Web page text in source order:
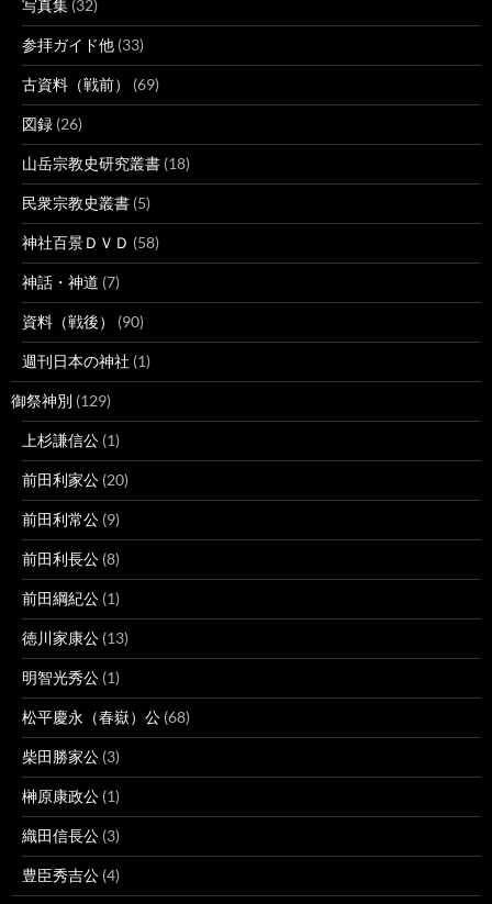
写真集 (32)
参拝ガイド他 (33)
古資料（戦前） (69)
図録 (26)
山岳宗教史研究叢書 (18)
民衆宗教史叢書 (5)
神社百景ＤＶＤ (58)
神話・神道 (7)
資料（戦後） (90)
週刊日本の神社 (1)
御祭神別 (129)
上杉謙信公 (1)
前田利家公 (20)
前田利常公 (9)
前田利長公 (8)
前田綱紀公 (1)
徳川家康公 (13)
明智光秀公 (1)
松平慶永（春嶽）公 (68)
柴田勝家公 (3)
榊原康政公 (1)
織田信長公 (3)
豊臣秀吉公 (4)